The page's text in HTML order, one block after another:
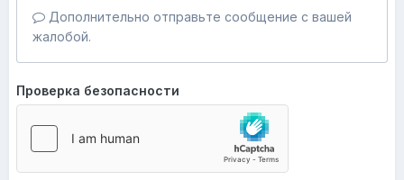
Дополнительно отправьте сообщение с вашей
жалобой.
Проверка безопасности